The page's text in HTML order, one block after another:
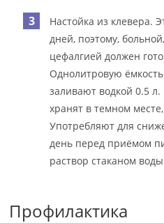
Настойка из клевера.
дней, поэтому,
цефалгией должен
Однолитровую
заливают водкой 0.5
хранят в темном
Употребляют для
день перед приёмом
раствор стаканом
Профилактика